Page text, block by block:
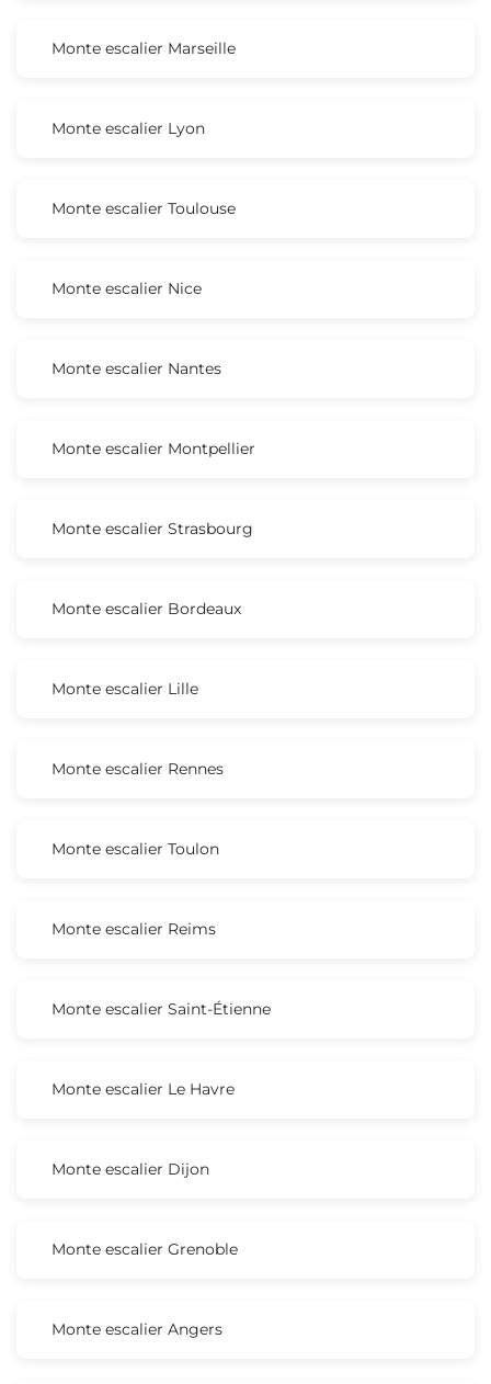
Monte escalier Marseille
Monte escalier Lyon
Monte escalier Toulouse
Monte escalier Nice
Monte escalier Nantes
Monte escalier Montpellier
Monte escalier Strasbourg
Monte escalier Bordeaux
Monte escalier Lille
Monte escalier Rennes
Monte escalier Toulon
Monte escalier Reims
Monte escalier Saint-Étienne
Monte escalier Le Havre
Monte escalier Dijon
Monte escalier Grenoble
Monte escalier Angers